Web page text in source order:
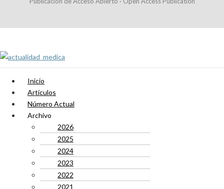
Inicio
Artículos
Número Actual
Archivo
2026
2025
2024
2023
2022
2021